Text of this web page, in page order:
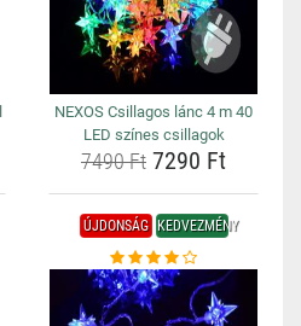
NEXOS Csillagos lánc 4 m 40
LED színes csillagok
7490 Ft 7290 Ft
ÚJDONSÁG KEDVEZMÉNY